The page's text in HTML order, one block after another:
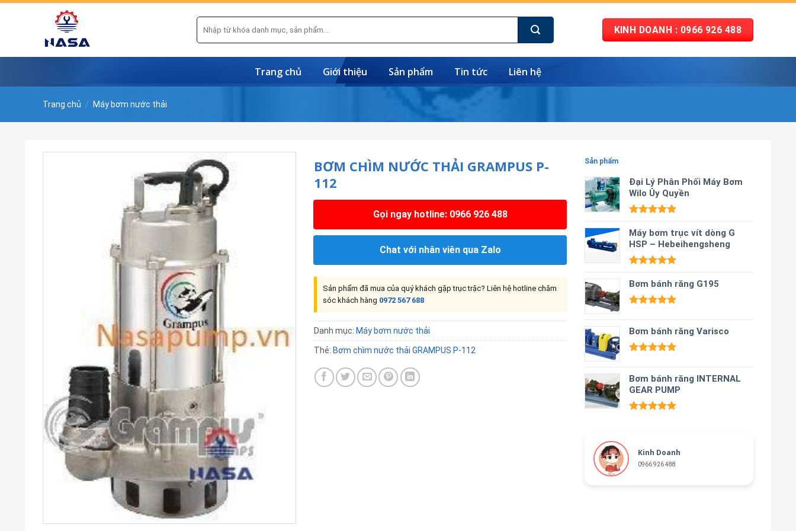
Skip
Tìm
kiếm:
KINH DOANH : 0966 926 488
Trang chủ Giới thiệu Sản phẩm Tin tức Liên hệ
Trang chủ / Máy bơm nước thải
Sản phẩm
Đại Lý Phân Phối Máy Bơm
Wilo Ủy Quyền
hạng5.00
5 sao
Máy bơm trục vít dòng G
HSP – Hebeihengsheng
hạng5.00
5 sao
Bơm bánh răng G195
5 sao
Bơm bánh răng Varisco
5 sao
Bơm bánh răng INTERNAL
GEAR PUMP
Kinh Doanh
0966 926 488
BƠM CHÌM NƯỚC THẢI GRAMPUS P-
112
Gọi ngay hotline: 0966 926 488
Chat với nhân viên qua Zalo
Sản phẩm đã mua của quý khách gặp trục trặc? Liên hệ hotline chăm
sóc khách hàng 0972 567 688
Danh mục: Máy bơm nước thải
Thẻ: Bơm chìm nước thải GRAMPUS P-112